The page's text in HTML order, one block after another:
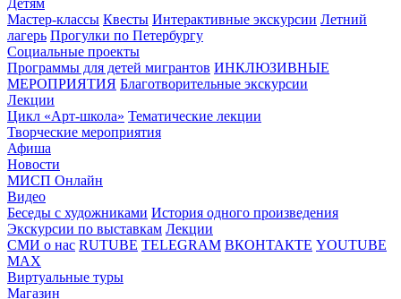
Детям
Мастер-классы Квесты Интерактивные экскурсии Летний
лагерь Прогулки по Петербургу
Социальные проекты
Программы для детей мигрантов ИНКЛЮЗИВНЫЕ
МЕРОПРИЯТИЯ Благотворительные экскурсии
Лекции
Цикл «Арт-школа» Тематические лекции
Творческие мероприятия
Афиша
Новости
МИСП Онлайн
Видео
Беседы с художниками История одного произведения
Экскурсии по выставкам Лекции
СМИ о нас RUTUBE TELEGRAM ВКОНТАКТЕ YOUTUBE
MAX
Виртуальные туры
Магазин